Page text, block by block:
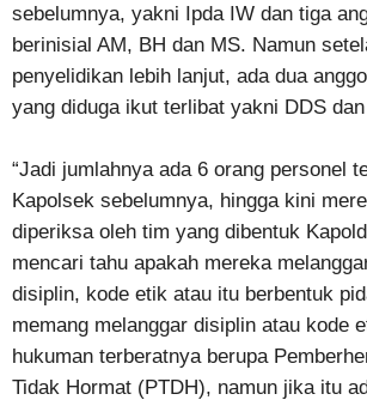
sebelumnya, yakni Ipda IW dan tiga
berinisial AM, BH dan MS. Namun
penyelidikan lebih lanjut, ada dua
yang diduga ikut terlibat yakni DDS
“Jadi jumlahnya ada 6 orang personel
Kapolsek sebelumnya, hingga kini
diperiksa oleh tim yang dibentuk
mencari tahu apakah mereka
disiplin, kode etik atau itu berbentuk
memang melanggar disiplin atau kode
hukuman terberatnya berupa
Tidak Hormat (PTDH), namun jika itu